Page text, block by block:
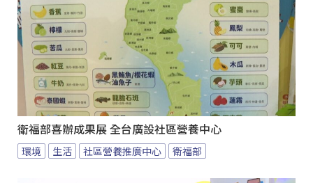
衛福部喜辦成果展 全台廣設社區營養中心
環境 生活 社區營養推廣中心 衛福部